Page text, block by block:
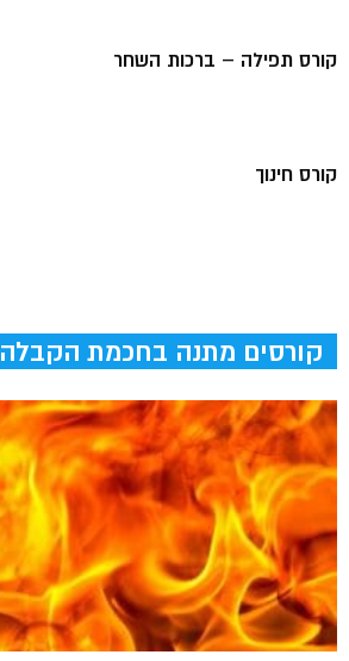
קורס תפילה – ברכות השחר
קורס חינוך
קורסים מתנה בחכמת הקבלה